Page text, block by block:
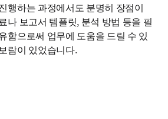
행하는 과정에서도 분명히 장점이
나 보고서 템플릿, 분석 방법 등을 필
함으로써 업무에 도움을 드릴 수 있
람이 있었습니다.